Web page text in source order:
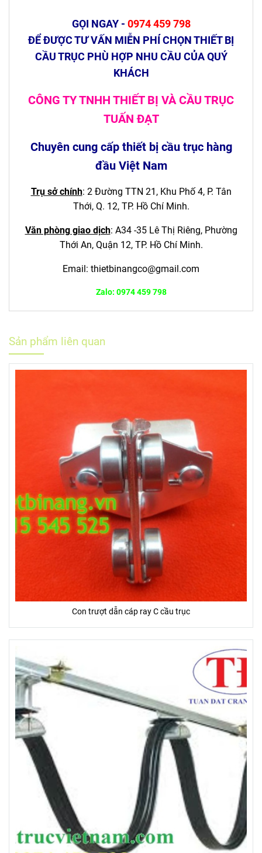
GỌI NGAY - 0974 459 798
ĐỂ ĐƯỢC TƯ VẤN MIỄN PHÍ CHỌN THIẾT BỊ
CẦU TRỤC PHÙ HỢP NHU CẦU CỦA QUÝ
KHÁCH
CÔNG TY TNHH THIẾT BỊ VÀ CẦU TRỤC
TUẤN ĐẠT
Chuyên cung cấp thiết bị cầu trục hàng
đầu Việt Nam
Trụ sở chính: 2 Đường TTN 21, Khu Phố 4, P. Tân
Thới, Q. 12, TP. Hồ Chí Minh.
Văn phòng giao dịch: A34 -35 Lê Thị Riêng, Phường
Thới An, Quận 12, TP. Hồ Chí Minh.
Email: thietbinangco@gmail.com
Zalo: 0974 459 798
Sản phẩm liên quan
Con trượt dẫn cáp ray C cầu trục